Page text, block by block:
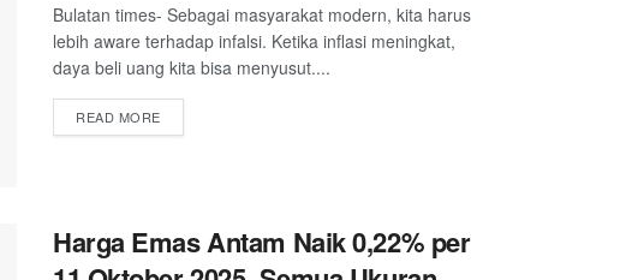
Bulatan times- Sebagai masyarakat modern, kita harus
lebih aware terhadap infalsi. Ketika inflasi meningkat,
daya beli uang kita bisa menyusut....
READ MOREDETAILS
Harga Emas Antam Naik 0,22% per